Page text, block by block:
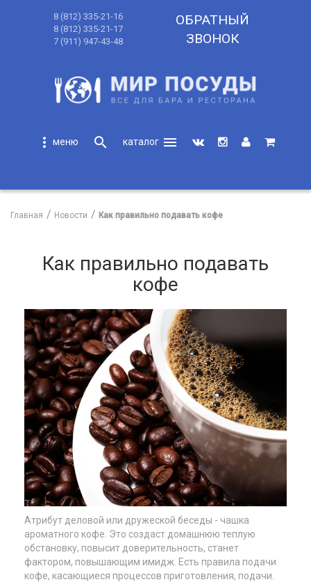
8 (812) 335-21-16
8 (812) 335-21-17
7 (911) 947-43-48
ОБРАТНЫЙ
ЗВОНОК
more_vert search
menu
Главная Новости Как правильно подавать кофе
Как правильно подавать
кофе
Атрибут деловой или дружеской беседы - чашка
ароматного кофе. Это создаст домашнюю теплую
обстановку, повысит доверительность, станет
фактором, повышающим имидж. Есть правила подачи
кофе, касающиеся процессов приготовления, подачи.